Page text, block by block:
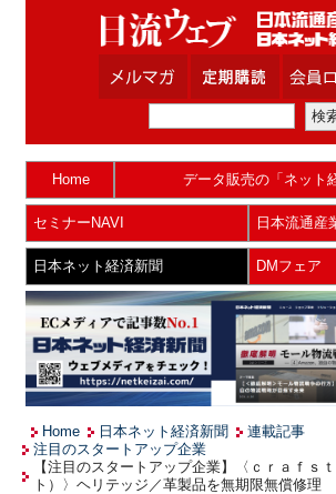
Home データ販売の「ネット
セミナーNAVI 日本流通産
日本ネット経済新聞 DMフェア
Home 日本ネット経済新聞
連載記事
注目のスタートアップ企業
【注目のスタートアップ企業】〈ｃｒａｆｓ
ト）〉ヘリテッジ／革製品を無期限無償修理